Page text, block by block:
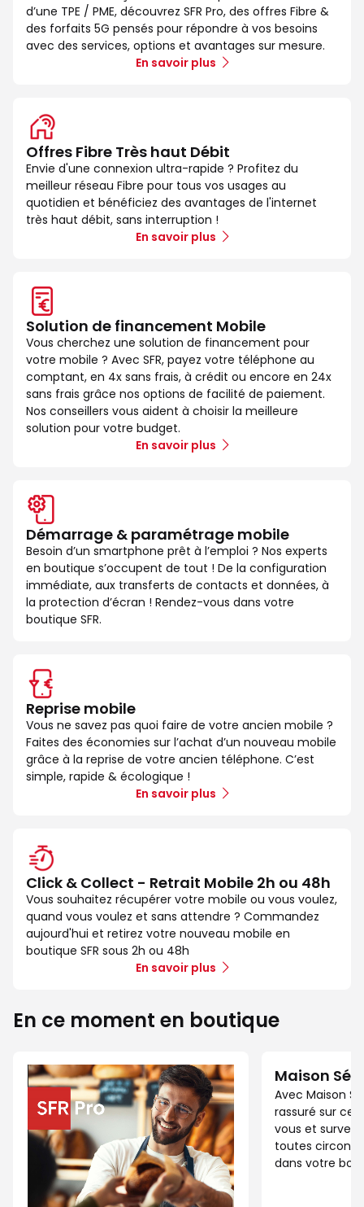
d’une TPE / PME, découvrez SFR Pro, des offres Fibre &
des forfaits 5G pensés pour répondre à vos besoins
avec des services, options et avantages sur mesure.
En savoir plus
Offres Fibre Très haut Débit
Envie d'une connexion ultra-rapide ? Profitez du
meilleur réseau Fibre pour tous vos usages au
quotidien et bénéficiez des avantages de l'internet
très haut débit, sans interruption !
En savoir plus
Solution de financement Mobile
Vous cherchez une solution de financement pour
votre mobile ? Avec SFR, payez votre téléphone au
comptant, en 4x sans frais, à crédit ou encore en 24x
sans frais grâce nos options de facilité de paiement.
Nos conseillers vous aident à choisir la meilleure
solution pour votre budget.
En savoir plus
Démarrage & paramétrage mobile
Besoin d’un smartphone prêt à l’emploi ? Nos experts
en boutique s’occupent de tout ! De la configuration
immédiate, aux transferts de contacts et données, à
la protection d’écran ! Rendez-vous dans votre
boutique SFR.
Reprise mobile
Vous ne savez pas quoi faire de votre ancien mobile ?
Faites des économies sur l’achat d’un nouveau mobile
grâce à la reprise de votre ancien téléphone. C’est
simple, rapide & écologique !
En savoir plus
Click & Collect - Retrait Mobile 2h ou 48h
Vous souhaitez récupérer votre mobile ou vous voulez,
quand vous voulez et sans attendre ? Commandez
aujourd'hui et retirez votre nouveau mobile en
boutique SFR sous 2h ou 48h
En savoir plus
En ce moment en boutique
Maison
Avec Maison
rassuré sur ce
vous et
toutes
dans votre